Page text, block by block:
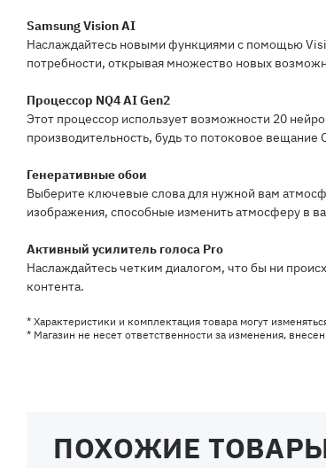
Samsung Vision AI
Наслаждайтесь новыми функциями с помощью
потребности, открывая множество новых
Процессор NQ4 AI Gen2
Этот процессор использует возможности 20
производительность, будь то потоковое
Генеративные обои
Выберите ключевые слова для нужной вам
изображения, способные изменить атмосферу в
Активный усилитель голоса Pro
Наслаждайтесь четким диалогом, что бы ни
контента.
* Характеристики и комплектация товара могут
* Магазин не несет ответственности за изменения,
ПОХОЖИЕ